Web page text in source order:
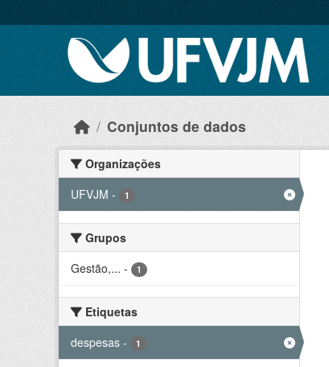
Conjuntos de dados
Organizações
UFVJM - 1
Grupos
Gestão,... - 1
Etiquetas
despesas - 1